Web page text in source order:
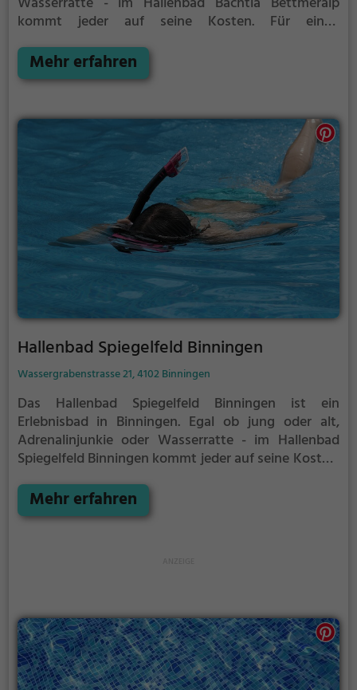
kommt jeder auf seine Kosten. Für einen
einfach mit Freunden ist das Hallenbad Bachtla
Bettmeralp genau die richtige Adresse.
Mehr erfahren
Hallenbad Spiegelfeld Binningen
Wassergrabenstrasse 21, 4102 Binningen
Das Hallenbad Spiegelfeld Binningen ist ein
Erlebnisbad in Binningen. Egal ob jung oder alt,
Adrenalinjunkie oder Wasserratte - im Hallenbad
Spiegelfeld Binningen kommt jeder auf seine Kosten.
oder einfach mit Freunden ist das Hallenbad
Spiegelfeld Binningen genau die richtige Adresse.
Mehr erfahren